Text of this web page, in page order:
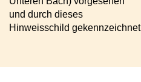
und durch dieses
Hinweisschild gekennzeichnet